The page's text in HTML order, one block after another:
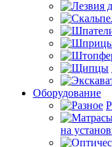
Оборудование
на